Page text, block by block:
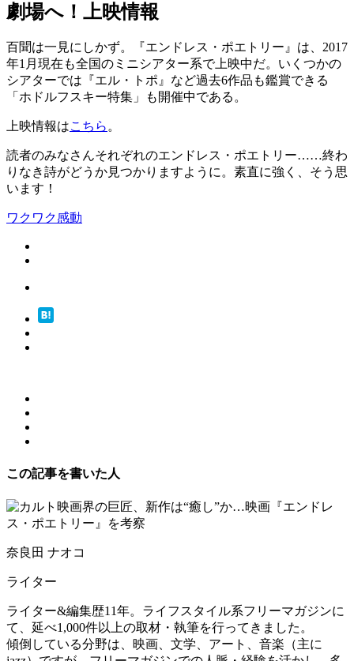
劇場へ！上映情報
百聞は一見にしかず。『エンドレス・ポエトリー』は、2017
年1月現在も全国のミニシアター系で上映中だ。いくつかの
シアターでは『エル・トポ』など過去6作品も鑑賞できる
「ホドルフスキー特集」も開催中である。
上映情報はこちら。
読者のみなさんそれぞれのエンドレス・ポエトリー……終わ
りなき詩がどうか見つかりますように。素直に強く、そう思
います！
ワクワク感動
この記事を書いた人
奈良田 ナオコ
ライター
ライター&編集歴11年。ライフスタイル系フリーマガジンに
て、延べ1,000件以上の取材・執筆を行ってきました。
傾倒している分野は、映画、文学、アート、音楽（主に